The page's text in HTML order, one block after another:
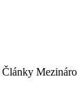
Články